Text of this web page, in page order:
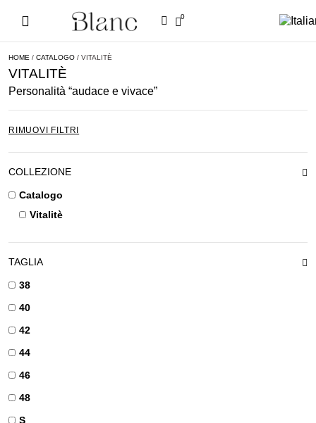
0
HOME / CATALOGO / VITALITÈ
VITALITÈ
Personalità “audace e vivace”
RIMUOVI FILTRI
COLLEZIONE
Catalogo
Vitalitè
TAGLIA
38
40
42
44
46
48
S